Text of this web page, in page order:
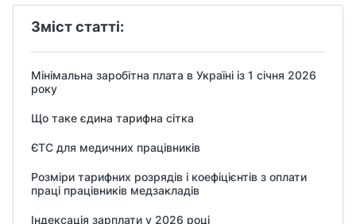
Зміст статті:
Мінімальна заробітна плата в Україні із 1 січня 2026
року
Що таке єдина тарифна сітка
ЄТС для медичних працівників
Розміри тарифних розрядів і коефіцієнтів з оплати
праці працівників медзакладів
Індексація зарплати у 2026 році